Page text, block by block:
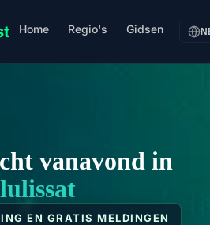
Home Regio's Gidsen
vanavond in
EN GRATIS MELDINGEN